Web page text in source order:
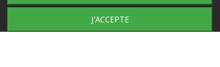
© 2025 Tous droits réservés
Plan du site
J'ACCEPTE